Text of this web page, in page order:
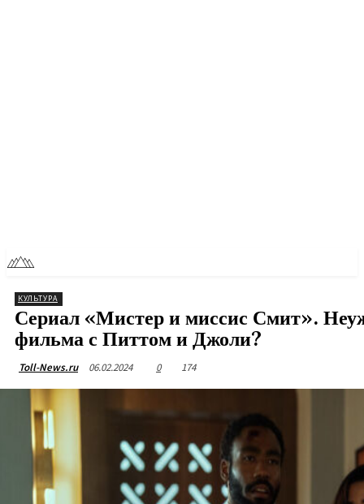
КУЛЬТУРА
Сериал «Мистер и миссис Смит».
фильма с Питтом и Джоли?
Toll-News.ru 06.02.2024 0 174